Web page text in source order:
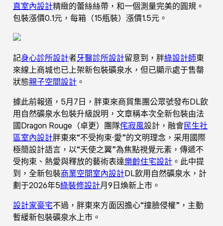
直室內設計精緻的蕾絲絲帶，和一個測量完美的圓規。
包裝漲價0.1元，每箱（15瓶裝）漲價1.5元。
記身心診所設計者牙醫診所設計留意到，胖綠設計師東
來線上商城也已上架新包裝礦泉水，但已顯示處于售罄
狀態親子空間設計 。
據此前報道，5月7日，胖東來商貿集團公眾號發布DL飲
用自然礦泉水包裝升級說明，文章稱本次全新包裝由法
國Dragon Rouge（卓更）團隊侘寂風設計，融會民生社
區室內設計胖東來“不受拘束·愛”的文明理念，采用國際
極簡設計語言，以“天使之翼”為焦點視覺元素，傳遞不
受拘束、熱愛與釋放的藝術表達樂齡住宅設計 。此中提
到，全新包裝商業空間室內設計DL飲用自然礦泉水，計
劃于2026年5綠裝修設計月9日煥新上市。
設計家豪宅不過，胖東來方面因擔心“撞臉侵權”，主動
暫緩新包裝礦泉水上市。